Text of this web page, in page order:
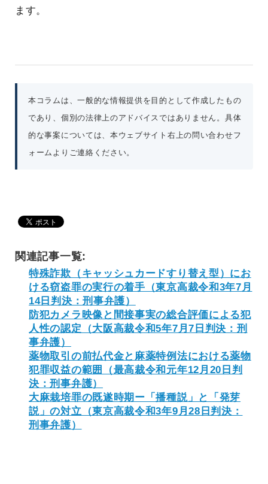
ます。
本コラムは、一般的な情報提供を目的として作成したもの
であり、個別の法律上のアドバイスではありません。具体
的な事案については、本ウェブサイト右上の問い合わせフ
ォームよりご連絡ください。
関連記事一覧:
特殊詐欺（キャッシュカードすり替え型）にお
ける窃盗罪の実行の着手（東京高裁令和3年7月
14日判決：刑事弁護）
防犯カメラ映像と間接事実の総合評価による犯
人性の認定（大阪高裁令和5年7月7日判決：刑
事弁護）
薬物取引の前払代金と麻薬特例法における薬物
犯罪収益の範囲（最高裁令和元年12月20日判
決：刑事弁護）
大麻栽培罪の既遂時期ー「播種説」と「発芽
説」の対立（東京高裁令和3年9月28日判決：
刑事弁護）